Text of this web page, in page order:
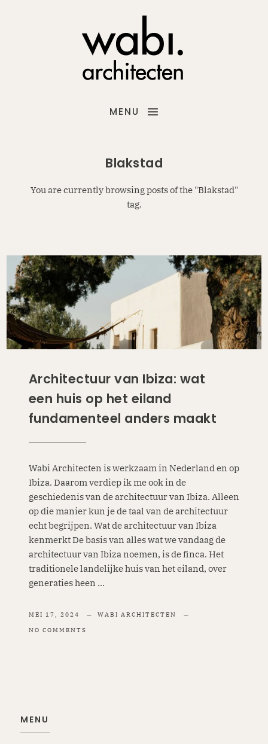
MENU
Blakstad
You are currently browsing posts of the "Blakstad"
tag.
Architectuur van Ibiza: wat
een huis op het eiland
fundamenteel anders maakt
Wabi Architecten is werkzaam in Nederland en op
Ibiza. Daarom verdiep ik me ook in de
geschiedenis van de architectuur van Ibiza. Alleen
op die manier kun je de taal van de architectuur
echt begrijpen. Wat de architectuur van Ibiza
kenmerkt De basis van alles wat we vandaag de
architectuur van Ibiza noemen, is de finca. Het
traditionele landelijke huis van het eiland, over
generaties heen ...
MEI 17, 2024
WABI ARCHITECTEN
NO COMMENTS
MENU